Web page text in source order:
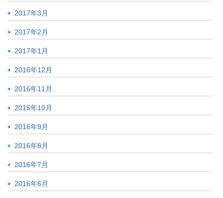
2017年3月
2017年2月
2017年1月
2016年12月
2016年11月
2016年10月
2016年9月
2016年8月
2016年7月
2016年6月